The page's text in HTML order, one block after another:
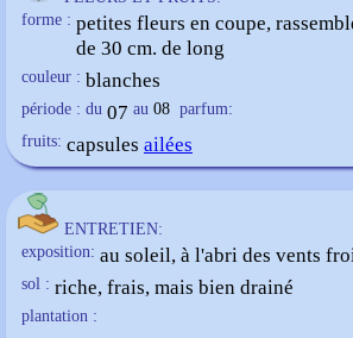
forme : petites fleurs en coupe,
de 30 cm. de long
couleur : blanches
période : du 07 au 08 parfum:
fruits: capsules ailées
ENTRETIEN:
exposition: au soleil, à l'abri des vents
sol : riche, frais, mais bien drainé
plantation :